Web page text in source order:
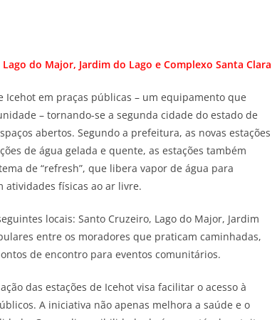
do Major, Jardim do Lago e Complexo Santa Clara
em praças públicas – um equipamento que
– tornando-se a segunda cidade do estado de
abertos. Segundo a prefeitura, as novas estações
de água gelada e quente, as estações também
de “refresh”, que libera vapor de água para
físicas ao ar livre.
locais: Santo Cruzeiro, Lago do Major, Jardim
entre os moradores que praticam caminhadas,
de encontro para eventos comunitários.
das estações de Icehot visa facilitar o acesso à
A iniciativa não apenas melhora a saúde e o